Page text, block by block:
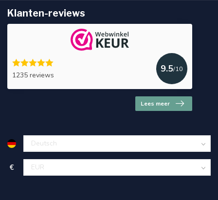
Klanten-reviews
1235 reviews
9.5/10
Lees meer
€